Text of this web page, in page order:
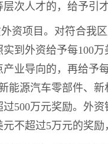
次人才的，给予引
资项目。对符合我
实到外资给予每100
产业导向的，再给予
能源汽车零部件、
过500万元奖励。外
元不超过5万元的奖励